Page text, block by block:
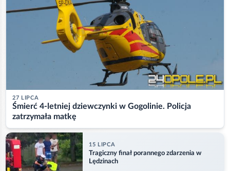
27 LIPCA
Śmierć 4-letniej dziewczynki w Gogolinie. Policja
zatrzymała matkę
15 LIPCA
Tragiczny finał porannego zdarzenia w
Lędzinach